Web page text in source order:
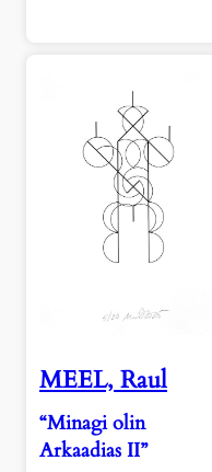
MEEL, Raul
“Minagi olin
Arkaadias II”